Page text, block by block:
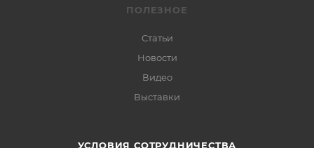
ПОЛЕЗНОЕ
Статьи
Новости
Видео
Выставки
УСЛОВИЯ СОТРУДНИЧЕСТВА